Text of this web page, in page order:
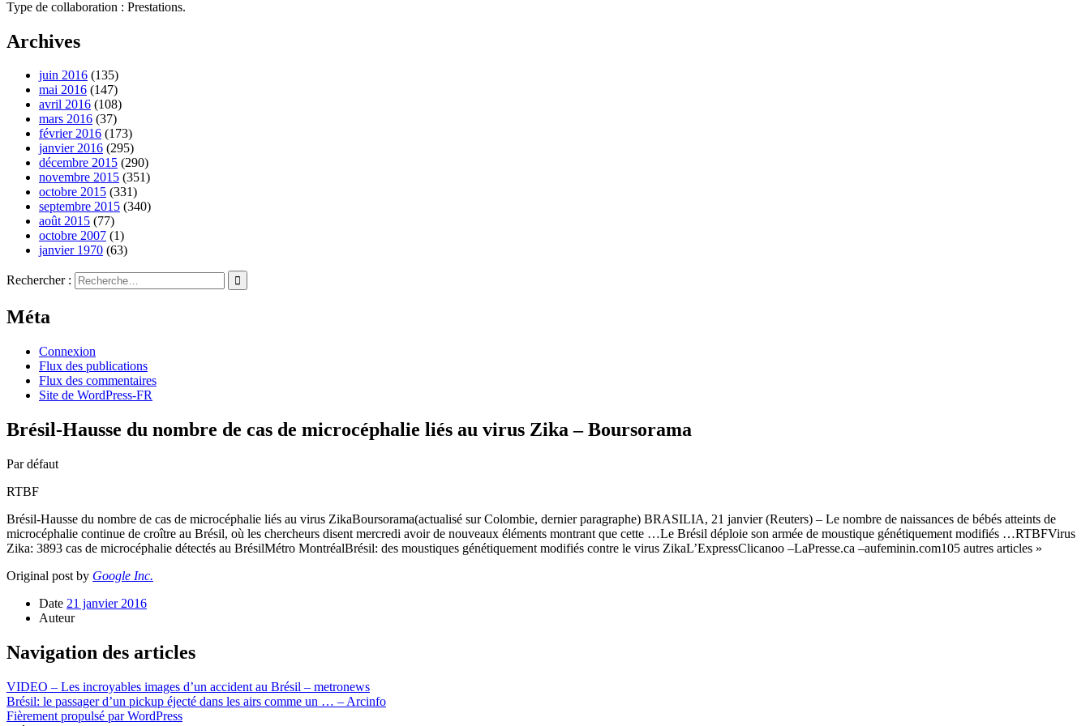
Type de collaboration : Prestations.
Archives
juin 2016 (135)
mai 2016 (147)
avril 2016 (108)
mars 2016 (37)
février 2016 (173)
janvier 2016 (295)
décembre 2015 (290)
novembre 2015 (351)
octobre 2015 (331)
septembre 2015 (340)
août 2015 (77)
octobre 2007 (1)
janvier 1970 (63)
Rechercher :
Méta
Connexion
Flux des publications
Flux des commentaires
Site de WordPress-FR
Brésil-Hausse du nombre de cas de microcéphalie liés au virus Zika – Boursorama
Par défaut
RTBF
Brésil-Hausse du nombre de cas de microcéphalie liés au virus ZikaBoursorama(actualisé sur Colombie, dernier paragraphe) BRASILIA, 21 janvier (Reuters) – Le nombre de naissances de bébés atteints de
microcéphalie continue de croître au Brésil, où les chercheurs disent mercredi avoir de nouveaux éléments montrant que cette …Le Brésil déploie son armée de moustique génétiquement modifiés …RTBFVirus
Zika: 3893 cas de microcéphalie détectés au BrésilMétro MontréalBrésil: des moustiques génétiquement modifiés contre le virus ZikaL’ExpressClicanoo –LaPresse.ca –aufeminin.com105 autres articles »
Original post by Google Inc.
Date 21 janvier 2016
Auteur
Navigation des articles
VIDEO – Les incroyables images d’un accident au Brésil – metronews
Brésil: le passager d’un pickup éjecté dans les airs comme un … – Arcinfo
Fièrement propulsé par WordPress